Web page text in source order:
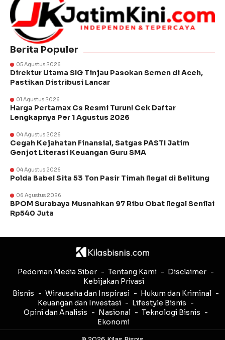
Berita Populer
05 Agustus 2026
Direktur Utama SIG Tinjau Pasokan Semen di Aceh,
Pastikan Distribusi Lancar
01 Agustus 2026
Harga Pertamax Cs Resmi Turun! Cek Daftar
Lengkapnya Per 1 Agustus 2026
04 Agustus 2026
Cegah Kejahatan Finansial, Satgas PASTI Jatim
Genjot Literasi Keuangan Guru SMA
04 Agustus 2026
Polda Babel Sita 53 Ton Pasir Timah Ilegal di Belitung
06 Agustus 2026
BPOM Surabaya Musnahkan 97 Ribu Obat Ilegal Senilai
Rp540 Juta
Pedoman Media Siber Tentang Kami
Disclaimer
Kebijakan Privasi
Bisnis
Wirausaha dan Inspirasi
Hukum dan Kriminal
Keuangan dan Investasi
Lifestyle Bisnis
Opini dan Analisis
Nasional
Teknologi Bisnis
Ekonomi